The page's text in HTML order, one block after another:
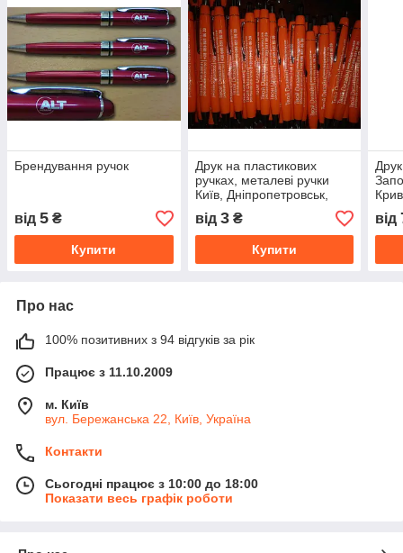
Брендування ручок
від 5 ₴
Купити
Друк на пластикових
ручках, металеві ручки
Київ, Дніпропетровськ,
Запоріжжя
від 3₴
Купити
від
Про нас
100% позитивних з 94 відгуків за рік
Працює з 11.10.2009
м. Київ
вул. Бережанська 22, Київ, Україна
Контакти
Сьогодні працює з 10:00 до 18:00
Показати весь графік роботи